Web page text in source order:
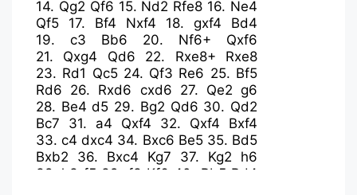
14. Qg2 Qf6 15. Nd2 Rfe8 16. Ne4
Qf5
17. Bf4 Nxf4 18. gxf4
Bd4
19. c3 Bb6 20. Nf6+
Qxf6
21. Qxg4 Qd6 22. Rxe8+
Rxe8
23. Rd1 Qc5 24. Qf3 Re6 25. Bf5
Rd6 26. Rxd6 cxd6 27. Qe2 g6
28. Be4 d5 29. Bg2 Qd6 30. Qd2
Bc7
31. a4 Qxf4 32. Qxf4
Bxf4
33.c4 dxc4 34. Bxc6 Be5 35. Bd5
Bxb2
36. Bxc4 Kg7 37. Kg2
h6
38. h3 f5 39. f3 Kf6 40. Bb5 Bd4